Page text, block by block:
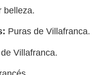
belleza.
Puras de Villafranca.
Villafranca.